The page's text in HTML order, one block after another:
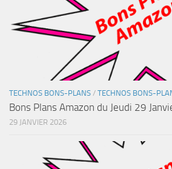
TECHNOS BONS-PLANS / TECHNOS BONS-
Bons Plans Amazon du Jeudi 29
29 JANVIER 2026